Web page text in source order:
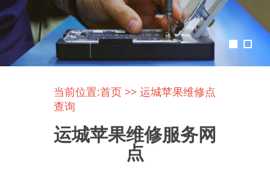
当前位置:首页 >> 运城苹果维修点
查询
运城苹果维修服务网
点